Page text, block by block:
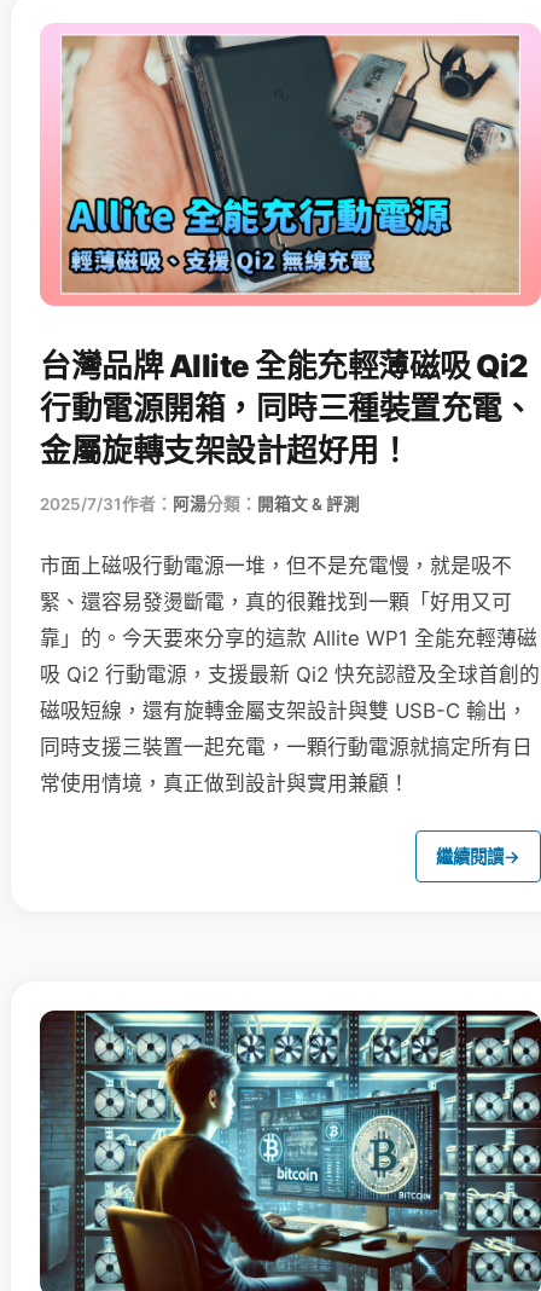
台灣品牌 Allite 全能充輕薄磁吸 Qi2
行動電源開箱，同時三種裝置充電、
金屬旋轉支架設計超好用！
2025/7/31作者： 阿湯分類： 開箱文 & 評測
市面上磁吸行動電源一堆，但不是充電慢，就是吸不
緊、還容易發燙斷電，真的很難找到一顆「好用又可
靠」的。今天要來分享的這款 Allite WP1 全能充輕薄磁
吸 Qi2 行動電源，支援最新 Qi2 快充認證及全球首創的
磁吸短線，還有旋轉金屬支架設計與雙 USB-C 輸出，
同時支援三裝置一起充電，一顆行動電源就搞定所有日
常使用情境，真正做到設計與實用兼顧！
繼續閱讀→